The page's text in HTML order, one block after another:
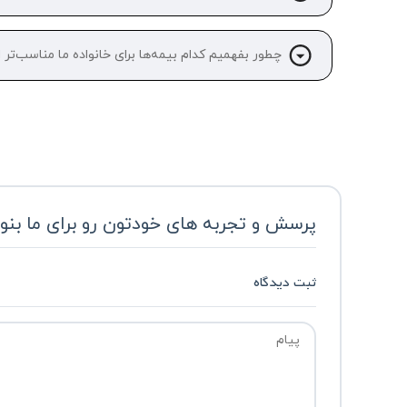
چطور بفهمیم کدام بیمه‌ها برای خانواده ما
پرسش و تجربه های خودتون رو برای ما
ثبت دیدگاه